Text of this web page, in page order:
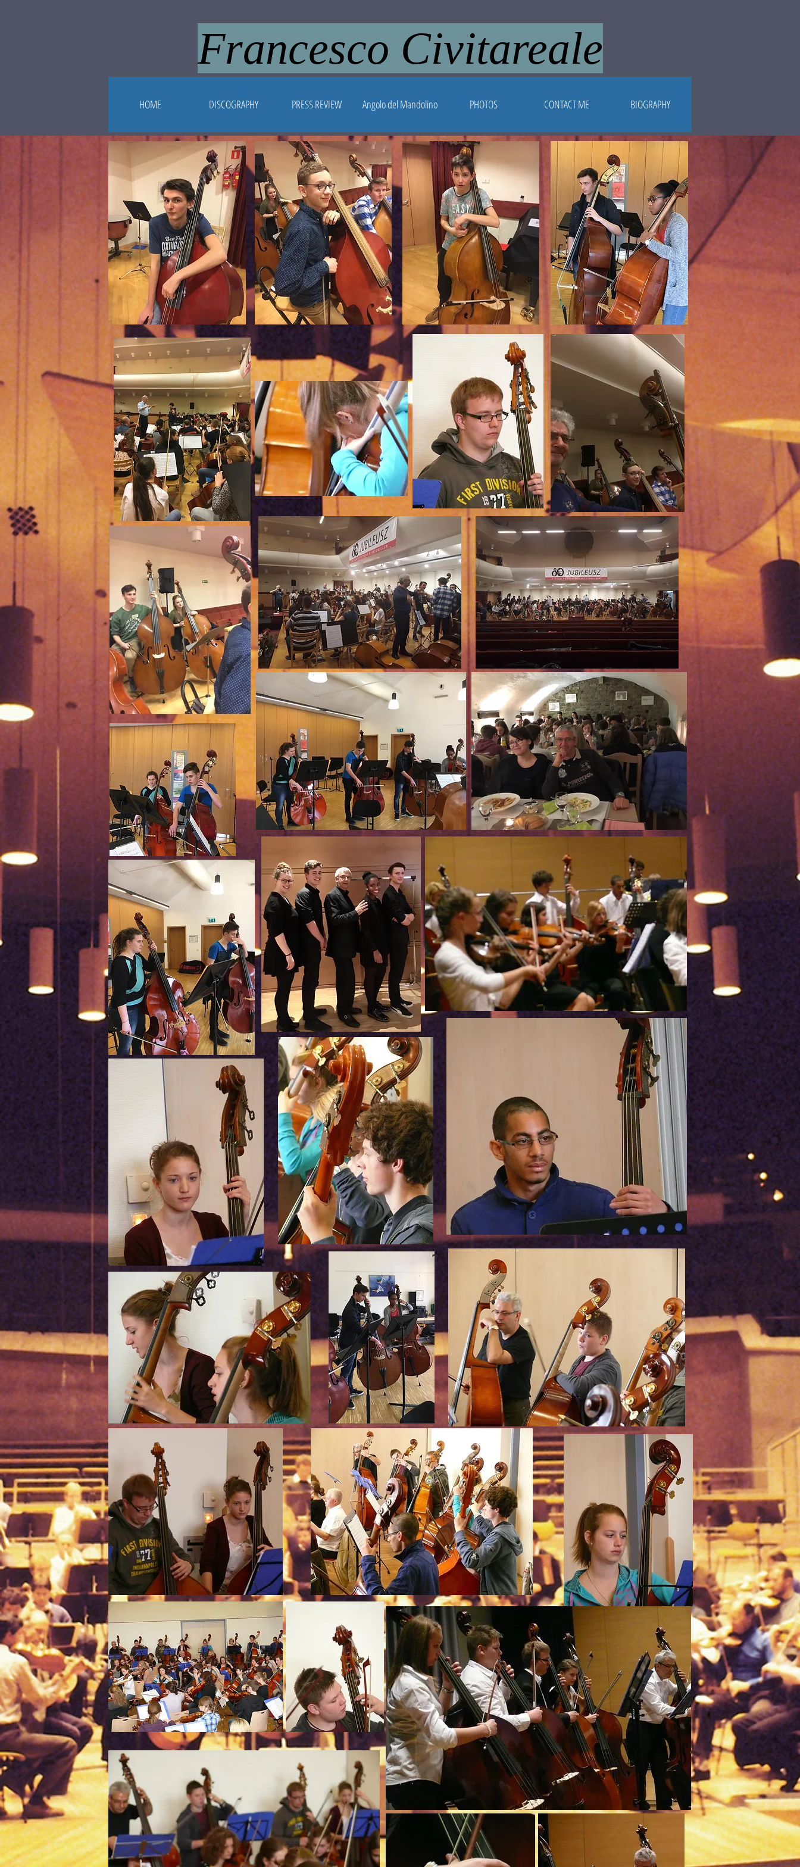
Francesco Civitareale
HOME DISCOGRAPHY PRESS REVIEW Angolo del Mandolino PHOTOS CONTACT ME BIOGRAPHY